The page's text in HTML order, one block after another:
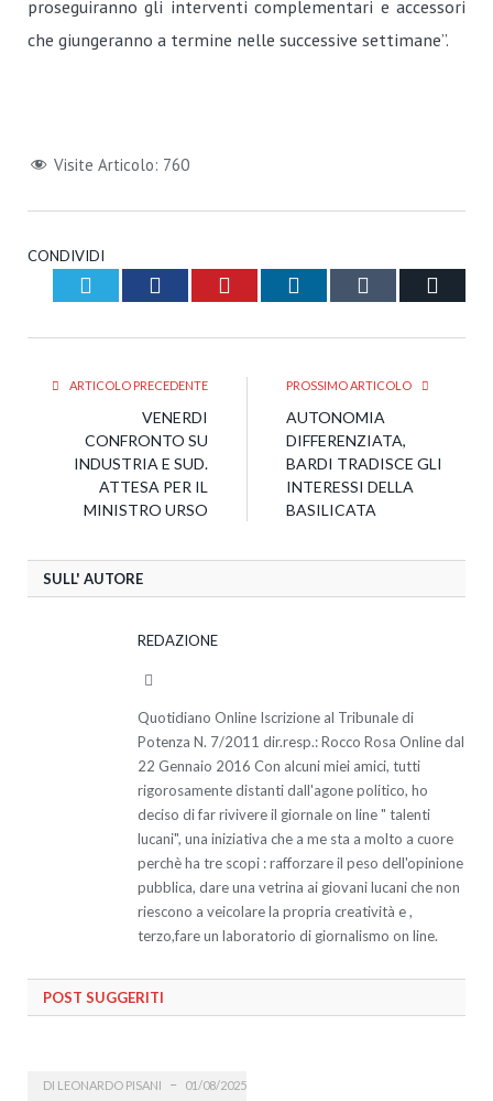
proseguiranno gli interventi complementari e accessori
che giungeranno a termine nelle successive settimane”.
Visite Articolo: 760
CONDIVIDI
Twitter Facebook Pinterest LinkedIn Tumblr
ARTICOLO PRECEDENTE
VENERDI
CONFRONTO SU
INDUSTRIA E SUD.
ATTESA PER IL
MINISTRO URSO
PROSSIMO ARTICOLO
AUTONOMIA
DIFFERENZIATA,
BARDI TRADISCE GLI
INTERESSI DELLA
BASILICATA
SULL' AUTORE
REDAZIONE
Quotidiano Online Iscrizione al Tribunale di
Potenza N. 7/2011 dir.resp.: Rocco Rosa Online dal
22 Gennaio 2016 Con alcuni miei amici, tutti
rigorosamente distanti dall'agone politico, ho
deciso di far rivivere il giornale on line " talenti
lucani", una iniziativa che a me sta a molto a cuore
perchè ha tre scopi : rafforzare il peso dell'opinione
pubblica, dare una vetrina ai giovani lucani che non
riescono a veicolare la propria creatività e ,
terzo,fare un laboratorio di giornalismo on line.
POST SUGGERITI
DI LEONARDO PISANI 01/08/2025